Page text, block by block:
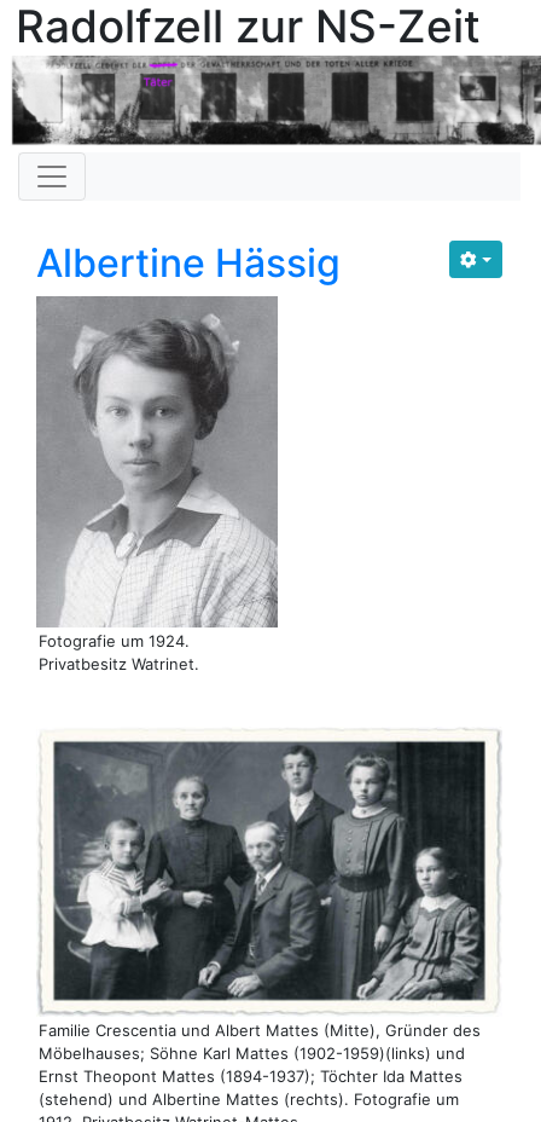
Radolfzell zur NS-Zeit
Albertine Hässig
Fotografie um 1924.
Privatbesitz Watrinet.
Familie Crescentia und Albert Mattes (Mitte), Gründer des
Möbelhauses; Söhne Karl Mattes (1902-1959)(links) und
Ernst Theopont Mattes (1894-1937); Töchter Ida Mattes
(stehend) und Albertine Mattes (rechts). Fotografie um